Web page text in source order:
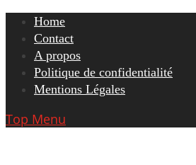
Skip
content
Home
Contact
A propos
Politique de confidentialité
Mentions Légales
Top Menu